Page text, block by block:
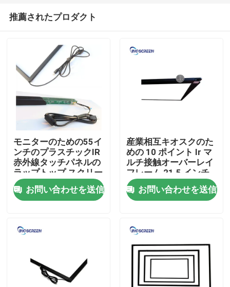
ホーム
製品
ビデオ
企業情報
推薦されたプロダクト
モニターのための55イ
ンチのプラスチックIR
赤外線タッチパネルの
ラップトップ スクリー
ン フレームの上敷
お問い合わせを送信
産業相互キオスクのた
めの 10 ポイント Ir マ
ルチ接触オーバーレイ
フレーム 21.5 インチ
お問い合わせを送信